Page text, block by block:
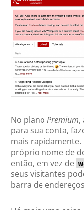
No planoPremium,
para sua conta,
mais rapidamente.
próprio nome de
então, em vez de
seus visitantes
barra de